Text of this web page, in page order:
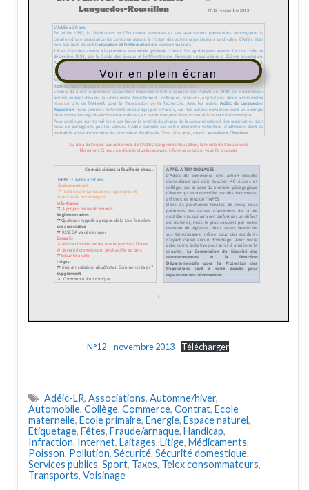
Voir en plein écran
N°12 – novembre 2013 Télécharger
Adéic-LR, Associations, Automne/hiver,
Automobile, Collège, Commerce, Contrat, Ecole
maternelle, Ecole primaire, Energie, Espace naturel,
Etiquetage, Fêtes, Fraude/arnaque, Handicap,
Infraction, Internet, Laitages, Litige, Médicaments,
Poisson, Pollution, Sécurité, Sécurité domestique,
Services publics, Sport, Taxes, Telex consommateurs,
Transports, Voisinage